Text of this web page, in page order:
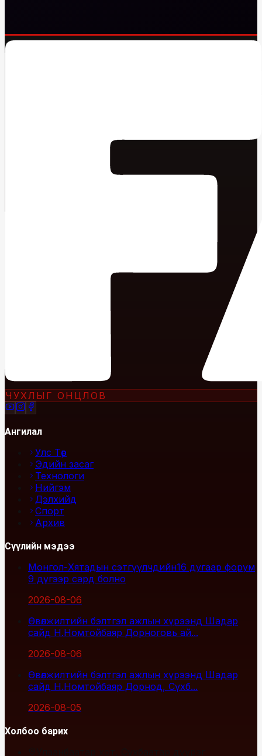
ЧУХЛЫГ ОНЦЛОВ
Ангилал
Улс Төр
Эдийн засаг
Технологи
Нийгэм
Дэлхийд
Спорт
Архив
Сүүлийн мэдээ
Монгол-Хятадын сэтгүүлчдийн16 дугаар форум
9 дүгээр сард болно
2026-08-06
Өвөлжилтийн бэлтгэл ажлын хүрээнд Шадар
сайд Н.Номтойбаяр Дорноговь ай...
2026-08-06
Өвөлжилтийн бэлтгэл ажлын хүрээнд Шадар
сайд Н.Номтойбаяр Дорнод, Сүхб...
2026-08-05
Холбоо барих